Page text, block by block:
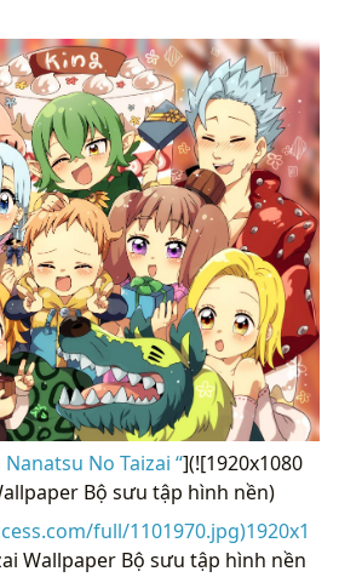
No Taizai “](![1920x1080
Bộ sưu tập hình nền)
full/1101970.jpg)1920x1
Wallpaper Bộ sưu tập hình nền